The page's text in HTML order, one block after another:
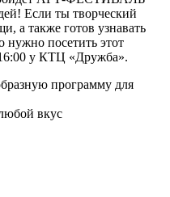
Если ты творческий
а также готов узнавать
нужно посетить этот
у КТЦ «Дружба».
программу для
вкус